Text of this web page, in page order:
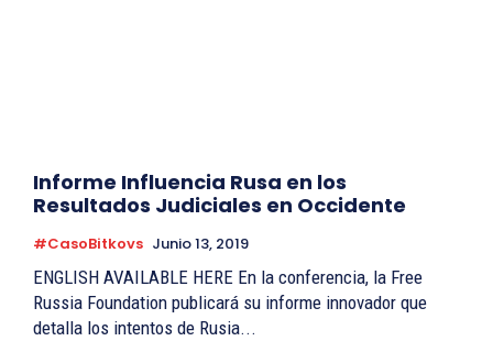
Informe Influencia Rusa en los
Resultados Judiciales en Occidente
#CasoBitkovs Junio 13, 2019
ENGLISH AVAILABLE HERE En la conferencia, la Free
Russia Foundation publicará su informe innovador que
detalla los intentos de Rusia...